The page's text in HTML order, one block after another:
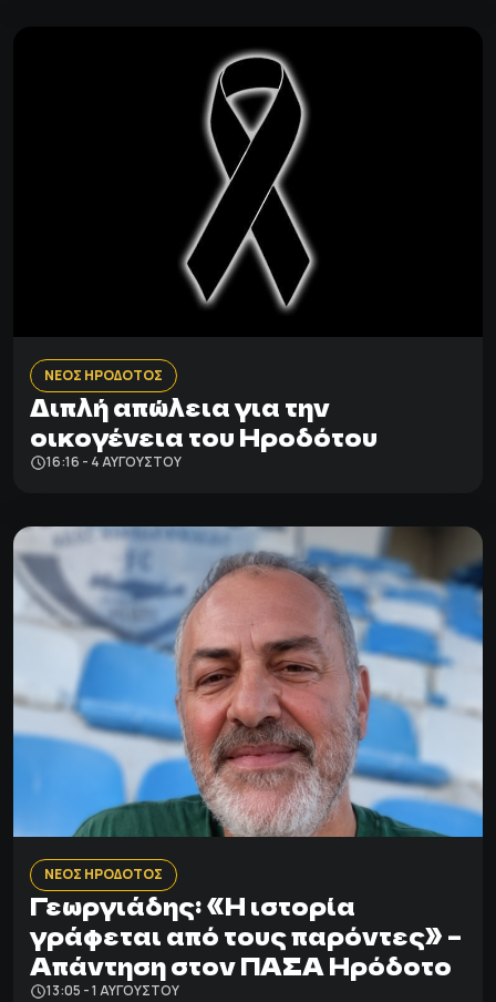
ΝΕΟΣ ΗΡΟΔΟΤΟΣ
Διπλή απώλεια για την
οικογένεια του Ηροδότου
16:16 - 4 ΑΥΓΟΎΣΤΟΥ
ΝΕΟΣ ΗΡΟΔΟΤΟΣ
Γεωργιάδης: «Η ιστορία
γράφεται από τους παρόντες» –
Απάντηση στον ΠΑΣΑ Ηρόδοτο
13:05 - 1 ΑΥΓΟΎΣΤΟΥ